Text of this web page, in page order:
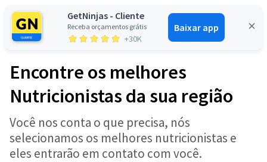
GetNinjas - Cliente
Receba orçamentos grátis
+30K
Baixar app
Entrar
Encontre os melhores
Nutricionistas da sua região
Você nos conta o que precisa, nós
selecionamos os melhores nutricionistas e
eles entrarão em contato com você.